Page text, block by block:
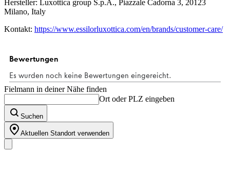
Hersteller: Luxottica group S.p.A., Piazzale Cadorna 3, 20123
Milano, Italy
Kontakt: https://www.essilorluxottica.com/en/brands/customer-care/
Fielmann in deiner Nähe finden
Ort oder PLZ eingeben
Suchen
Aktuellen Standort verwenden